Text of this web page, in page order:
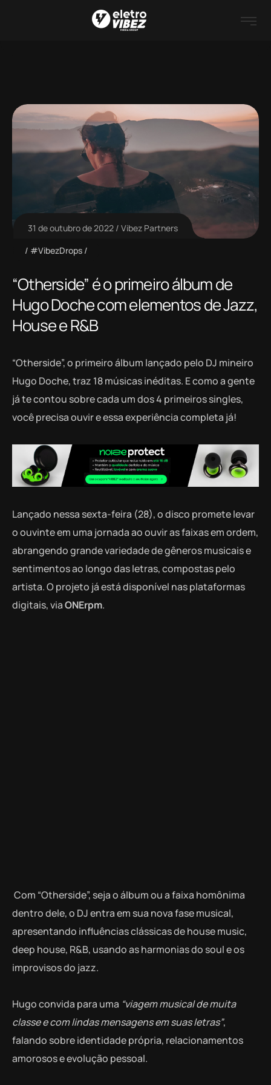
31 de outubro de 2022
Vibez Partners
#VibezDrops
“Otherside” é o primeiro álbum de
Hugo Doche com elementos de Jazz,
House e R&B
“Otherside”, o primeiro álbum lançado pelo DJ mineiro
Hugo Doche, traz 18 músicas inéditas. E como a gente
já te contou sobre cada um dos 4 primeiros singles,
você precisa ouvir e essa experiência completa já!
Lançado nessa sexta-feira (28), o disco promete levar
o ouvinte em uma jornada ao ouvir as faixas em ordem,
abrangendo grande variedade de gêneros musicais e
sentimentos ao longo das letras, compostas pelo
artista. O projeto já está disponível nas plataformas
digitais, viaONErpm.
Com “Otherside”, seja o álbum ou a faixa homônima
dentro dele, o DJ entra em sua nova fase musical,
apresentando influências clássicas de house music,
deep house, R&B, usando as harmonias do soul e os
improvisos do jazz.
Hugo convida para uma “viagem musical de muita
classe e com lindas mensagens em suas letras”,
falando sobre identidade própria, relacionamentos
amorosos e evolução pessoal.